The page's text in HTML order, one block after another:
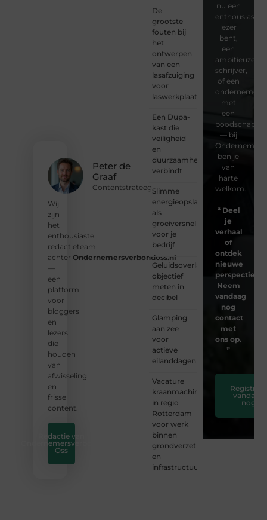
Peter de
Graaf
Contentstrateeg
Wij
zijn
het
enthousiaste
redactieteam
achter Ondernemersverbondoss.nl
—
een
platform
voor
bloggers
en
lezers
die
houden
van
afwisseling
en
frisse
content.
Redactie van
Ondernemersverbond
Oss
De
grootste
fouten bij
het
ontwerpen
van een
lasafzuiging
voor
laswerkplaatsen
Een Dupa-
kast die
veiligheid
en
duurzaamheid
verbindt
Slimme
energieopslag
als
groeiversneller
voor je
bedrijf
Geluidsoverlast
objectief
meten in
decibel
Glamping
aan zee
voor
actieve
eilanddagen
Vacature
kraanmachinist
in regio
Rotterdam
voor werk
binnen
grondverzet
en
infrastructuur
nu een
enthousiaste
lezer
bent,
een
ambitieuze
schrijver,
of een
ondernemer
met
een
boodschap
— bij
ben je
van
harte
welkom.
❝ Deel
je
verhaal
of
ontdek
nieuwe
Neem
vandaag
nog
contact
met
ons op.
❞
Registreer
vandaag
nog